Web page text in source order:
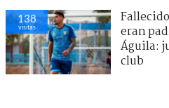
138
visitas
eran
Águila:
club